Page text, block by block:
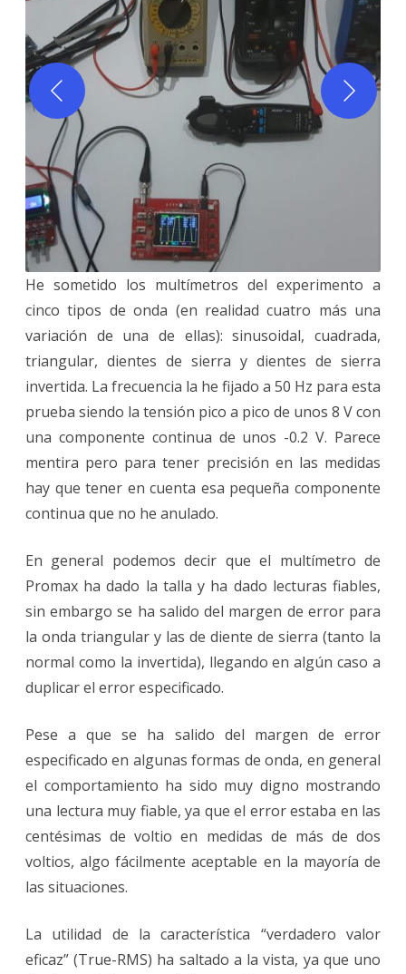
He sometido los multímetros del experimento a
cinco tipos de onda (en realidad cuatro más una
variación de una de ellas): sinusoidal, cuadrada,
triangular, dientes de sierra y dientes de sierra
invertida. La frecuencia la he fijado a 50 Hz para esta
prueba siendo la tensión pico a pico de unos 8 V con
una componente continua de unos -0.2 V. Parece
mentira pero para tener precisión en las medidas
hay que tener en cuenta esa pequeña componente
continua que no he anulado.
En general podemos decir que el multímetro de
Promax ha dado la talla y ha dado lecturas fiables,
sin embargo se ha salido del margen de error para
la onda triangular y las de diente de sierra (tanto la
normal como la invertida), llegando en algún caso a
duplicar el error especificado.
Pese a que se ha salido del margen de error
especificado en algunas formas de onda, en general
el comportamiento ha sido muy digno mostrando
una lectura muy fiable, ya que el error estaba en las
centésimas de voltio en medidas de más de dos
voltios, algo fácilmente aceptable en la mayoría de
las situaciones.
La utilidad de la característica “verdadero valor
eficaz” (True-RMS) ha saltado a la vista, ya que uno